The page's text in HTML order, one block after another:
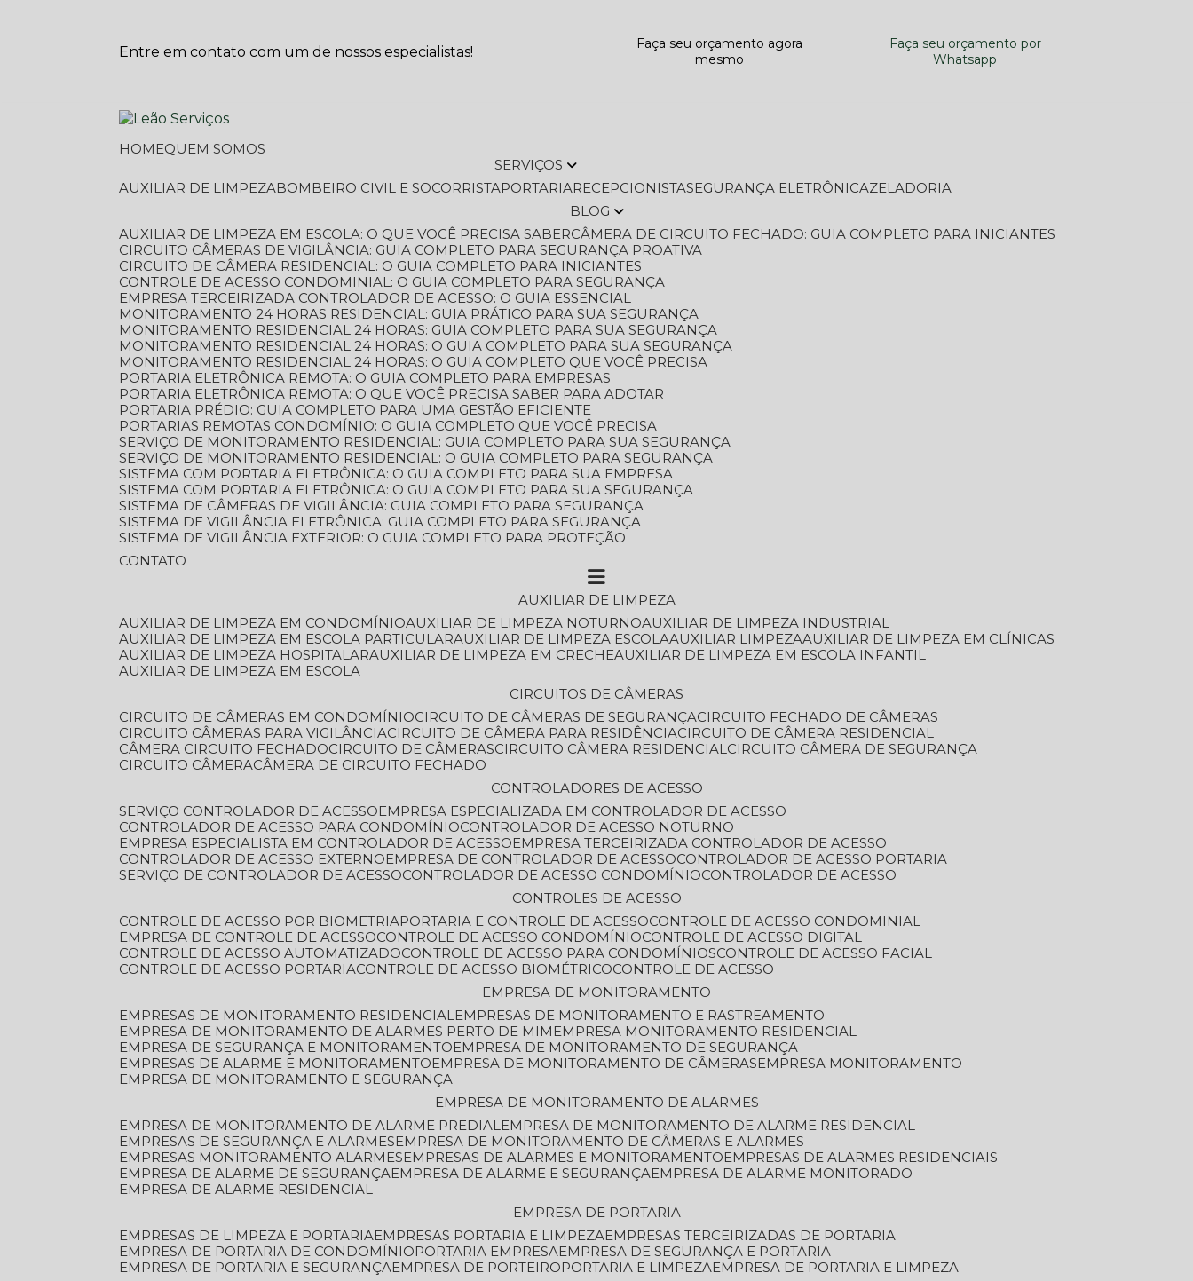
Entre em contato com um de nossos especialistas!
Faça seu orçamento agora
mesmo
Faça seu orçamento por
Whatsapp
HOME
QUEM SOMOS
SERVIÇOS
AUXILIAR DE LIMPEZA
BOMBEIRO CIVIL E SOCORRISTA PORTARIA RECEPCIONISTA SEGURANÇA ELETRÔNICA
ZELADORIA
BLOG
AUXILIAR DE LIMPEZA EM ESCOLA: O QUE VOCÊ PRECISA SABER
CÂMERA DE CIRCUITO FECHADO: GUIA COMPLETO PARA INICIANTES
CIRCUITO CÂMERAS DE VIGILÂNCIA: GUIA COMPLETO PARA SEGURANÇA PROATIVA
CIRCUITO DE CÂMERA RESIDENCIAL: O GUIA COMPLETO PARA INICIANTES
CONTROLE DE ACESSO CONDOMINIAL: O GUIA COMPLETO PARA SEGURANÇA
EMPRESA TERCEIRIZADA CONTROLADOR DE ACESSO: O GUIA ESSENCIAL
MONITORAMENTO 24 HORAS RESIDENCIAL: GUIA PRÁTICO PARA SUA SEGURANÇA
MONITORAMENTO RESIDENCIAL 24 HORAS: GUIA COMPLETO PARA SUA SEGURANÇA
MONITORAMENTO RESIDENCIAL 24 HORAS: O GUIA COMPLETO PARA SUA SEGURANÇA
MONITORAMENTO RESIDENCIAL 24 HORAS: O GUIA COMPLETO QUE VOCÊ PRECISA
PORTARIA ELETRÔNICA REMOTA: O GUIA COMPLETO PARA EMPRESAS
PORTARIA ELETRÔNICA REMOTA: O QUE VOCÊ PRECISA SABER PARA ADOTAR
PORTARIA PRÉDIO: GUIA COMPLETO PARA UMA GESTÃO EFICIENTE
PORTARIAS REMOTAS CONDOMÍNIO: O GUIA COMPLETO QUE VOCÊ PRECISA
SERVIÇO DE MONITORAMENTO RESIDENCIAL: GUIA COMPLETO PARA SUA SEGURANÇA
SERVIÇO DE MONITORAMENTO RESIDENCIAL: O GUIA COMPLETO PARA SEGURANÇA
SISTEMA COM PORTARIA ELETRÔNICA: O GUIA COMPLETO PARA SUA EMPRESA
SISTEMA COM PORTARIA ELETRÔNICA: O GUIA COMPLETO PARA SUA SEGURANÇA
SISTEMA DE CÂMERAS DE VIGILÂNCIA: GUIA COMPLETO PARA SEGURANÇA
SISTEMA DE VIGILÂNCIA ELETRÔNICA: GUIA COMPLETO PARA SEGURANÇA
SISTEMA DE VIGILÂNCIA EXTERIOR: O GUIA COMPLETO PARA PROTEÇÃO
CONTATO
AUXILIAR DE LIMPEZA
AUXILIAR DE LIMPEZA EM CONDOMÍNIO
AUXILIAR DE LIMPEZA NOTURNO
AUXILIAR DE LIMPEZA INDUSTRIAL
AUXILIAR DE LIMPEZA EM ESCOLA PARTICULAR
AUXILIAR DE LIMPEZA ESCOLA AUXILIAR LIMPEZA
AUXILIAR DE LIMPEZA EM CLÍNICAS
AUXILIAR DE LIMPEZA HOSPITALAR
AUXILIAR DE LIMPEZA EM CRECHE
AUXILIAR DE LIMPEZA EM ESCOLA INFANTIL
AUXILIAR DE LIMPEZA EM ESCOLA
CIRCUITOS DE CÂMERAS
CIRCUITO DE CÂMERAS EM CONDOMÍNIO
CIRCUITO DE CÂMERAS DE SEGURANÇA
CIRCUITO FECHADO DE CÂMERAS
CIRCUITO CÂMERAS PARA VIGILÂNCIA
CIRCUITO DE CÂMERA PARA RESIDÊNCIA
CIRCUITO DE CÂMERA RESIDENCIAL
CÂMERA CIRCUITO FECHADO
CIRCUITO DE CÂMERAS CIRCUITO CÂMERA RESIDENCIAL
CIRCUITO CÂMERA DE SEGURANÇA
CIRCUITO CÂMERA
CÂMERA DE CIRCUITO FECHADO
CONTROLADORES DE ACESSO
SERVIÇO CONTROLADOR DE ACESSO
EMPRESA ESPECIALIZADA EM CONTROLADOR DE ACESSO
CONTROLADOR DE ACESSO PARA CONDOMÍNIO
CONTROLADOR DE ACESSO NOTURNO
EMPRESA ESPECIALISTA EM CONTROLADOR DE ACESSO
EMPRESA TERCEIRIZADA CONTROLADOR DE ACESSO
CONTROLADOR DE ACESSO EXTERNO
EMPRESA DE CONTROLADOR DE ACESSO
CONTROLADOR DE ACESSO PORTARIA
SERVIÇO DE CONTROLADOR DE ACESSO
CONTROLADOR DE ACESSO CONDOMÍNIO
CONTROLADOR DE ACESSO
CONTROLES DE ACESSO
CONTROLE DE ACESSO POR BIOMETRIA
PORTARIA E CONTROLE DE ACESSO
CONTROLE DE ACESSO CONDOMINIAL
EMPRESA DE CONTROLE DE ACESSO
CONTROLE DE ACESSO CONDOMÍNIO
CONTROLE DE ACESSO DIGITAL
CONTROLE DE ACESSO AUTOMATIZADO
CONTROLE DE ACESSO PARA CONDOMÍNIOS
CONTROLE DE ACESSO FACIAL
CONTROLE DE ACESSO PORTARIA CONTROLE DE ACESSO BIOMÉTRICO
CONTROLE DE ACESSO
EMPRESA DE MONITORAMENTO
EMPRESAS DE MONITORAMENTO RESIDENCIAL
EMPRESAS DE MONITORAMENTO E RASTREAMENTO
EMPRESA DE MONITORAMENTO DE ALARMES PERTO DE MIM
EMPRESA MONITORAMENTO RESIDENCIAL
EMPRESA DE SEGURANÇA E MONITORAMENTO
EMPRESA DE MONITORAMENTO DE SEGURANÇA
EMPRESAS DE ALARME E MONITORAMENTO
EMPRESA DE MONITORAMENTO DE CÂMERAS
EMPRESA MONITORAMENTO
EMPRESA DE MONITORAMENTO E SEGURANÇA
EMPRESA DE MONITORAMENTO DE ALARMES
EMPRESA DE MONITORAMENTO DE ALARME PREDIAL
EMPRESA DE MONITORAMENTO DE ALARME RESIDENCIAL
EMPRESAS DE SEGURANÇA E ALARMES
EMPRESA DE MONITORAMENTO DE CÂMERAS E ALARMES
EMPRESAS MONITORAMENTO ALARMES
EMPRESAS DE ALARMES E MONITORAMENTO
EMPRESAS DE ALARMES RESIDENCIAIS
EMPRESA DE ALARME DE SEGURANÇA
EMPRESA DE ALARME E SEGURANÇA
EMPRESA DE ALARME MONITORADO
EMPRESA DE ALARME RESIDENCIAL
EMPRESA DE PORTARIA
EMPRESAS DE LIMPEZA E PORTARIA
EMPRESAS PORTARIA E LIMPEZA
EMPRESAS TERCEIRIZADAS DE PORTARIA
EMPRESA DE PORTARIA DE CONDOMÍNIO
PORTARIA EMPRESA
EMPRESA DE SEGURANÇA E PORTARIA
EMPRESA DE PORTARIA E SEGURANÇA
EMPRESA DE PORTEIRO PORTARIA E LIMPEZA
EMPRESA DE PORTARIA E LIMPEZA